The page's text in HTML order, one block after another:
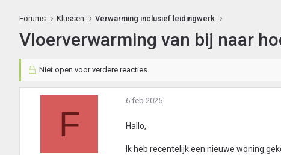
Forums Klussen Verwarming inclusief leidingwerk
Vloerverwarming van bij naar
Niet open voor verdere reacties.
F
6 feb 2025
Hallo,
Ik heb recentelijk een nieuwe woning